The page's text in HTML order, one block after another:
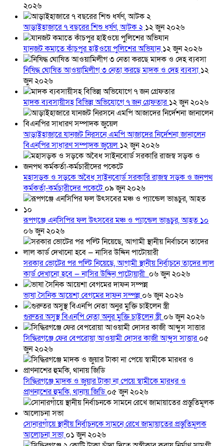
২০২৬
আড়াইহাজারে ৭ বছরের শিশু ধর্ষণ, আটক ২ ১২ জুন ২০২৬
যানজট কমাতে কাঁচপুর হাইওয়ে পুলিশের অভিযান১২ জুন ২০২৬
নিষিদ্ধ ঘোষিত আওয়ামিলীগ ৩ নেতা করছে মাদক ও দেহ ব্যবসা ১২
জুন ২০২৬
মাদক ব্যবসায়ীসহ বিভিন্ন অভিযোগে ৭ জন গ্রেফতার১২ জুন ২০২৬
আড়াইহাজারে যানজট নিরসনে এমপি আজাদের নির্দেশনা জানালেন
বিএনপির সাধারণ সম্পাদক জুয়েল ১২ জুন ২০২৬
মহাসড়ক ও সড়কে অবৈধ সাইনবোর্ড সরকারি রাজস্ব সড়ক ও জনপথ
কর্মকর্তা-কর্মচারীদের পকেটে০৯ জুন ২০২৬
রূপগঞ্জে এনসিপির ফল উৎসবের মঞ্চ ও প্যান্ডেল ভাঙচুর, আহত ১০
০৬ জুন ২০২৬
সরকার ভোটের পর পল্টি নিয়েছে, আগামী স্থানীয় নির্বাচনে তাদের লাল
কার্ড দেখানো হবে — নাসির উদ্দিন পাটোয়ারী ০৬ জুন ২০২৬
ভাষা সৈনিক আয়েশা বেগমের দাফন সম্পন্ন ০৬ জুন ২০২৬
গুরুতর অসুস্থ বিএনপি নেতা অনুর মুক্তি চাইলেন স্ত্রী০৬ জুন ২০২৬
সিদ্ধিরগঞ্জে ফের বেপরোয়া আওয়ামী দোসর কাজী আব্দুস সাত্তার০৫
জুন ২০২৬
সিদ্ধিরগঞ্জে মাদক ও জুয়ার টাকা না পেয়ে স্বামীকে মারধর ও
প্রাণনাশের হুমকি, থানায় জিডি০৫ জুন ২০২৬
সোনারগাঁয়ে স্থানীয় নির্বাচনকে সামনে রেখে জামায়াতের প্রস্তুতিমূলক
আলোচনা সভা ০১ জুন ২০২৬